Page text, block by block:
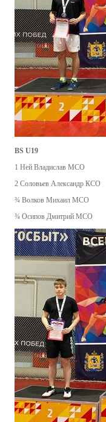
BS U19
1 Ней Владислав МСО
2 Соловьев Александр КСО
¾ Волков Михаил МСО
¾ Осипов Дмитрий МСО